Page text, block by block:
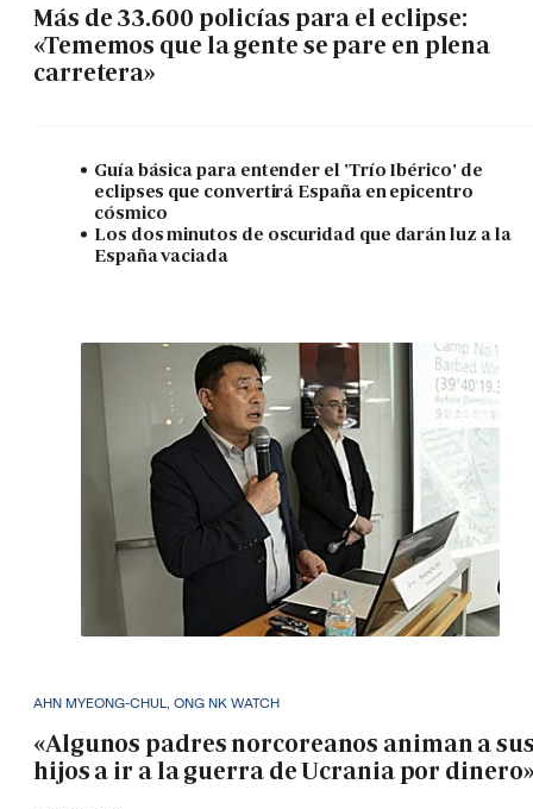
Más de 33.600 policías para el eclipse:
«Tememos que la gente se pare en plena
carretera»
Guía básica para entender el 'Trío Ibérico' de
eclipses que convertirá España en epicentro
cósmico
Los dos minutos de oscuridad que darán luz a la
España vaciada
AHN MYEONG-CHUL, ONG NK WATCH
«Algunos padres norcoreanos animan a
hijos a ir a la guerra de Ucrania por